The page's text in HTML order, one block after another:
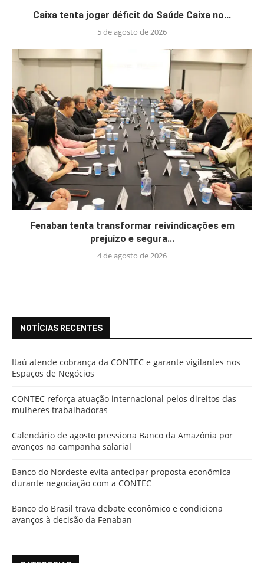
Caixa tenta jogar déficit do Saúde Caixa no...
5 de agosto de 2026
Fenaban tenta transformar reivindicações em
prejuízo e segura...
4 de agosto de 2026
NOTÍCIAS RECENTES
Itaú atende cobrança da CONTEC e garante vigilantes nos
Espaços de Negócios
CONTEC reforça atuação internacional pelos direitos das
mulheres trabalhadoras
Calendário de agosto pressiona Banco da Amazônia por
avanços na campanha salarial
Banco do Nordeste evita antecipar proposta econômica
durante negociação com a CONTEC
Banco do Brasil trava debate econômico e condiciona
avanços à decisão da Fenaban